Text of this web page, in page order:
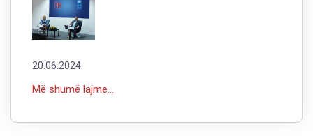
20.06.2024
Më shumë lajme...